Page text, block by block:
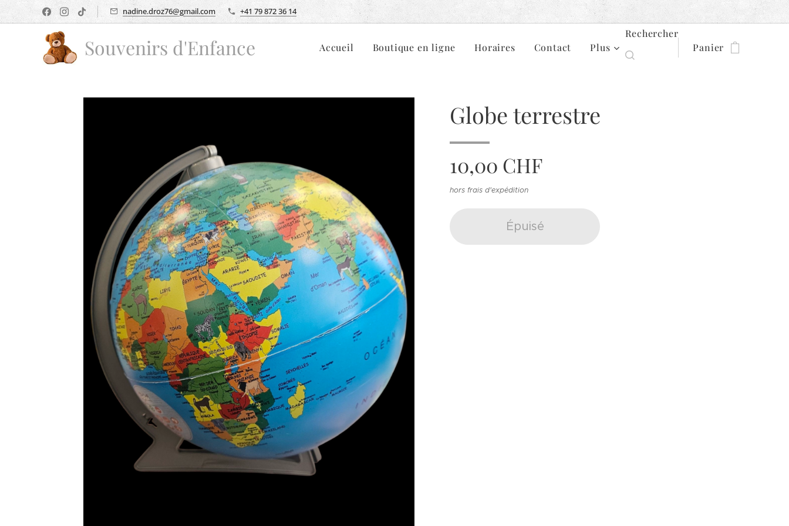
nadine.droz76@gmail.com +41 79 872 36 14
Souvenirs d'Enfance Accueil Boutique en ligne Horaires Contact Plus
Rechercher
Panier
Globe terrestre
10,00 CHF
hors frais d'expédition
Épuisé